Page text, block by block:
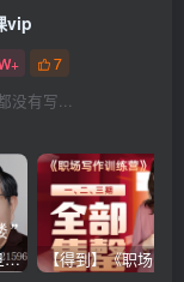
vip
7
没有写...
【少年得到】《复旦博导骆玉明讲“红楼”》